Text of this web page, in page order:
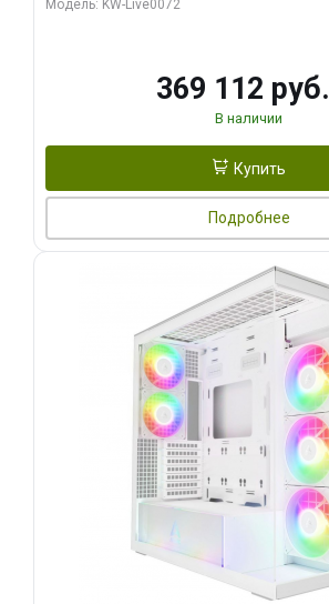
Модель: KW-Live0072
369 112 руб.
В наличии
Купить
Подробнее